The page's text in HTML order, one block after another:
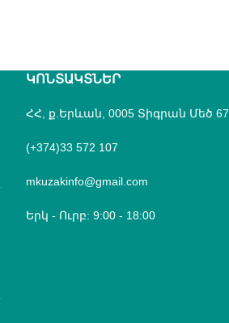
ԿՈՆՏԱԿՏՆԵՐ
ՀՀ, ք.Երևան, 0005 Տիգրան Մեծ 67
(+374)33 572 107
mkuzakinfo@gmail.com
Երկ - Ուրբ: 9:00 - 18:00